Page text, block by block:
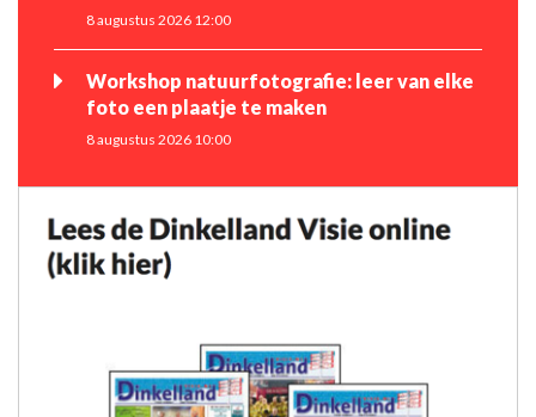
8 augustus 2026 12:00
Workshop natuurfotografie: leer van elke
foto een plaatje te maken
8 augustus 2026 10:00